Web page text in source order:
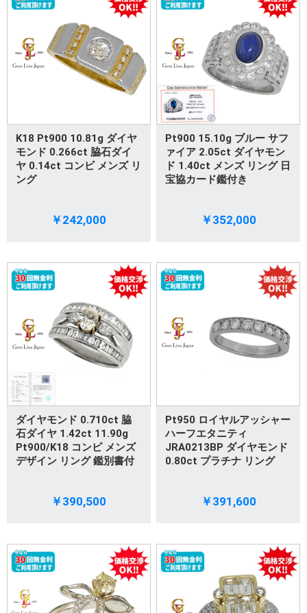
K18 Pt900 10.81g ダイヤ
モンド 0.266ct 脇石ダイ
ヤ 0.14ct コンビ メンズ リ
ング
￥242,000
Pt900 15.10g ブルー サフ
ァイア 2.05ct ダイヤモン
ド 1.40ct メンズ リング 日
宝協カード鑑付き
￥352,000
ダイヤモンド 0.710ct 脇
石ダイヤ 1.42ct 11.90g
Pt900/K18 コンビ メンズ
デザイン リング 鑑別書付
￥390,500
Pt950 ロイヤルアッシャー
ハーフエタニティ
JRA0213BP ダイヤモンド
0.80ct プラチナ リング
￥391,600